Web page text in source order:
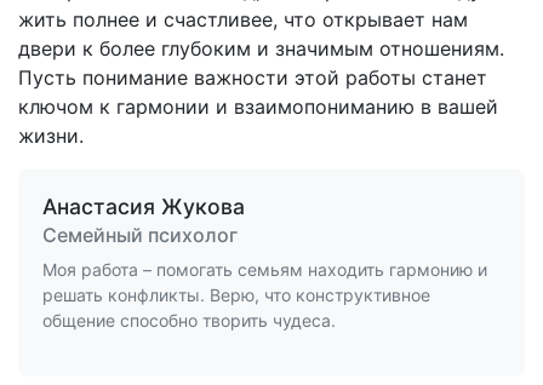
жить полнее и счастливее, что открывает нам
двери к более глубоким и значимым отношениям.
Пусть понимание важности этой работы станет
ключом к гармонии и взаимопониманию в вашей
жизни.
Анастасия Жукова
Семейный психолог
Моя работа – помогать семьям находить гармонию и
решать конфликты. Верю, что конструктивное
общение способно творить чудеса.